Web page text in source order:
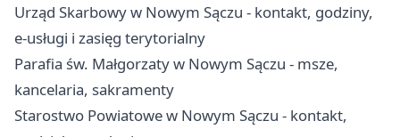
Urząd Skarbowy w Nowym Sączu - kontakt, godziny,
e-usługi i zasięg terytorialny
Parafia św. Małgorzaty w Nowym Sączu - msze,
kancelaria, sakramenty
Starostwo Powiatowe w Nowym Sączu - kontakt,